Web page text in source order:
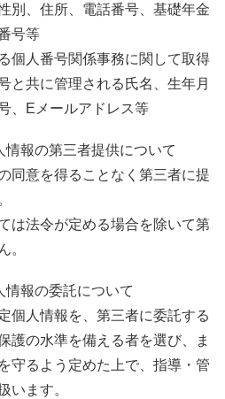
別、住所、電話番号、基礎年金
号等
個人番号関係事務に関して取得
と共に管理される氏名、生年月
、Eメールアドレス等
報の第三者提供について
同意を得ることなく第三者に提
は法令が定める場合を除いて第
。
情報の委託について
個人情報を、第三者に委託する
護の水準を備える者を選び、ま
守るよう定めた上で、指導・管
います。